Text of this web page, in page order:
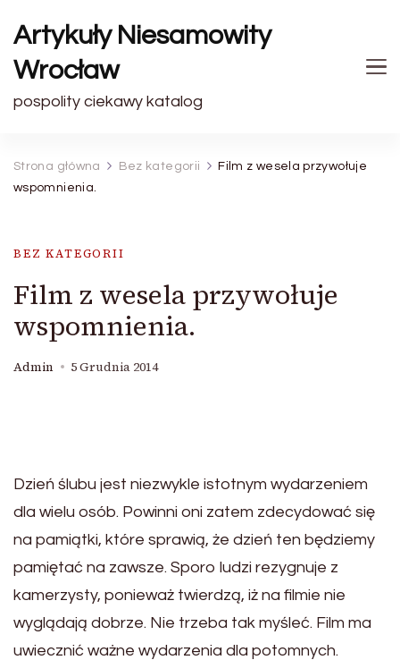
Artykuły Niesamowity
Wrocław
pospolity ciekawy katalog
Strona główna Bez kategorii
Film z wesela przywołuje
wspomnienia.
BEZ KATEGORII
Film z wesela przywołuje
wspomnienia.
Admin 5 Grudnia 2014
Dzień ślubu jest niezwykle istotnym wydarzeniem
dla wielu osób. Powinni oni zatem zdecydować się
na pamiątki, które sprawią, że dzień ten będziemy
pamiętać na zawsze. Sporo ludzi rezygnuje z
kamerzysty, ponieważ twierdzą, iż na filmie nie
wyglądają dobrze. Nie trzeba tak myśleć. Film ma
uwiecznić ważne wydarzenia dla potomnych.